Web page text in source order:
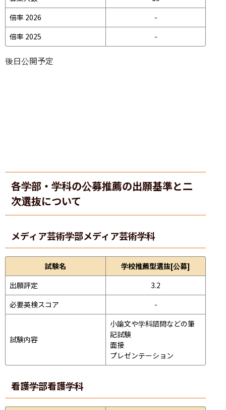
倍率 2026
-
倍率 2025
-
後日公開予定
各学部・学科の公募推薦の出願基準と二
次選抜について
メディア芸術学部メディア芸術学科
試験名
学校推薦型選抜[公募]
出願評定
3.2
必要英検スコア
-
試験内容
小論文や学科諮問などの筆
記試験
面接
プレゼンテーション
看護学部看護学科